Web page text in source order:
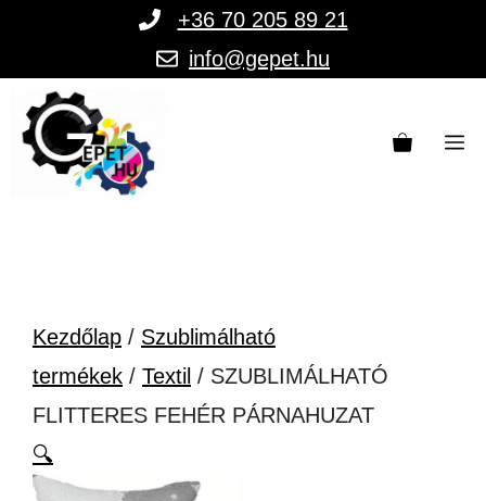
tartalomba
+36 70 205 89 21
info@gepet.hu
Kezdőlap / Szublimálható
termékek / Textil / SZUBLIMÁLHATÓ
FLITTERES FEHÉR PÁRNAHUZAT
🔍